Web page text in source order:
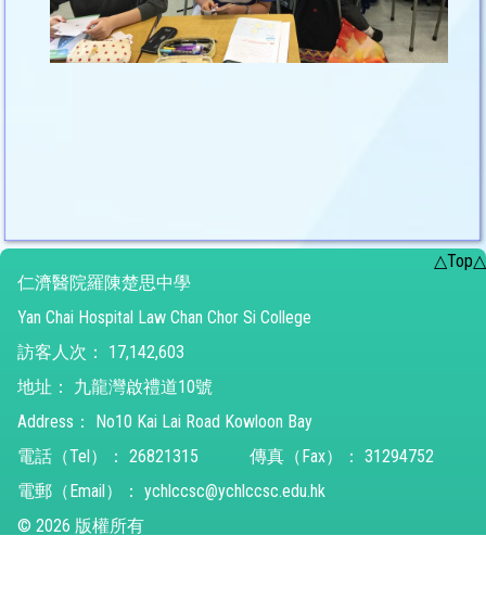
△Top△
仁濟醫院羅陳楚思中學
Yan Chai Hospital Law Chan Chor Si College
訪客人次：
17,142,603
地址：
九龍灣啟禮道10號
Address：
No10 Kai Lai Road Kowloon Bay
電話（Tel）： 26821315 傳真（Fax）： 31294752
電郵（Email）： ychlccsc@ychlccsc.edu.hk
© 2026 版權所有